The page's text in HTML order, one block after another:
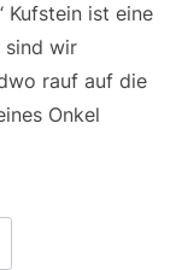
Kufstein ist eine
sind wir
rauf auf die
Onkel